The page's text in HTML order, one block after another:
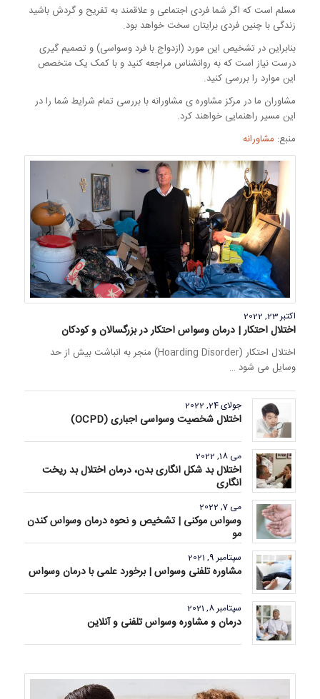
مسلم است که اگر شما فردی اجتماعی و علاقمند به تفریح و گردش باشید
زندگی با چنین فردی برایتان سخت خواهد بود.
بنابراین در تشخیص این مورد (ازدواج با فرد وسواسی) و تصمیم گیری
درست نیاز است که به روانشناس مراجعه کنید و با کمک یک متخصص
این موارد را بررسی کنید.
مشاوران ما در مرکز مشاوره ی مشاورانه با بررسی تمام شرایط شما را در
این مسیر راهنمایی خواهند کرد.
منبع: مشاورانه
اکتبر 23, 2022
اختلال احتکار | درمان وسواس احتکار در بزرگسالان و کودکان
اختلال احتکار (Hoarding Disorder) منجر به انباشت بیش از حد
وسایل می شود …
جولای 24, 2022
اختلال شخصیت وسواسی اجباری (OCPD)
می 18, 2022
اختلال بد شکل انگاری بدن، درمان اختلال بد ریخت
انگاری
می 7, 2022
وسواس موکنی | تشخیص و نحوه درمان وسواس کندن
مو
سپتامبر 9, 2021
مشاوره تلفنی وسواس | برخورد علمی با درمان وسواس
سپتامبر 8, 2021
درمان و مشاوره وسواس تلفنی و آنلاین